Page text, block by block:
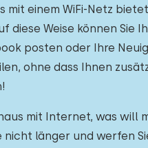
mit einem WiFi-Netz
diese Weise können Sie
posten oder Ihre
ohne dass Ihnen
mit Internet, was will
nicht länger und werfen